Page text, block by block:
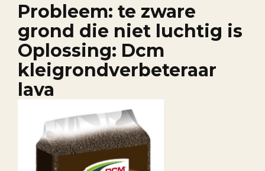
Probleem: te zware
grond die niet luchtig is
Oplossing: Dcm
kleigrondverbeteraar
lava